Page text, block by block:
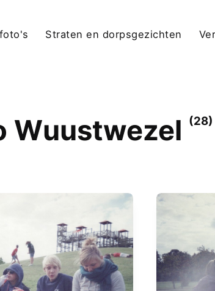
Straten en dorpsgezichten
Wuustwezel (28)